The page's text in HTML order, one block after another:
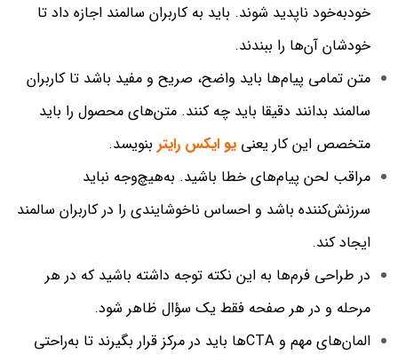
خودبه‌خود ناپدید شوند. باید به کاربران سالمند اجازه داد تا
خودشان آن‌ها را ببندند.
متن تمامی پیام‌ها باید واضح، صریح و مفید باشد تا کاربران
سالمند بدانند دقیقا باید چه کنند. متن‌های محصول را باید
متخصص این کار یعنییو ایکس رایتر بنویسد.
مراقب لحن پیام‌های خطا باشید. به‌هیچ‌وجه نباید
سرزنش‌کننده باشد و احساس ناخوشایندی را در کاربران سالمند
ایجاد کند.
در طراحی فرم‌ها به این نکته توجه داشته باشید که در هر
مرحله و در هر صفحه فقط یک سؤال ظاهر شود.
المان‌های مهم و CTAها باید در مرکز قرار بگیرند تا به‌راحتی